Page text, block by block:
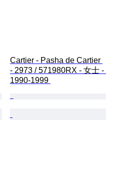
Cartier - Pasha de Cartier
- 2973 / 571980RX - 女士 -
1990-1999